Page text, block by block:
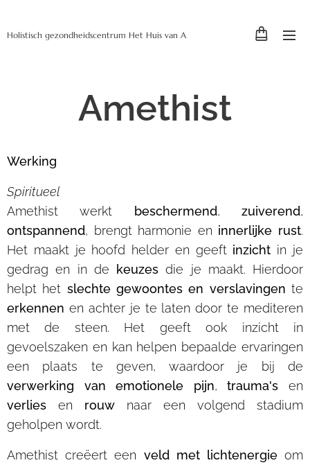
Holistisch gezondheidscentrum Het Huis van A
Amethist
Werking
Spiritueel
Amethist werkt
beschermend,zuiverend,
ontspannend, brengt harmonie en innerlijke rust.
Het maakt je hoofd helder en geeft inzicht in je
gedrag en in de keuzes die je maakt. Hierdoor
helpt het slechte gewoontes en verslavingen te
erkennen en achter je te laten door te mediteren
met de steen. Het geeft ook inzicht in
gevoelszaken en kan helpen bepaalde ervaringen
een plaats te geven, waardoor je bij de
verwerking van emotionele pijn,trauma's en
verlies en rouw naar een volgend stadium
geholpen wordt.
Amethist creëert een veld met lichtenergieom